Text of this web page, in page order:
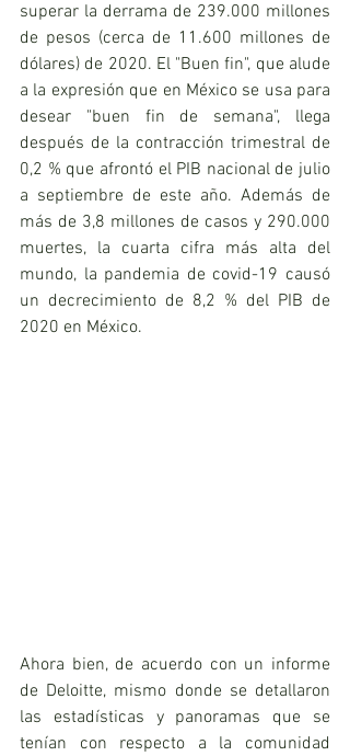
superar la derrama de 239.000 millones
de pesos (cerca de 11.600 millones de
dólares) de 2020. El "Buen fin", que alude
a la expresión que en México se usa para
desear "buen fin de semana", llega
después de la contracción trimestral de
0,2 % que afrontó el PIB nacional de julio
a septiembre de este año. Además de
más de 3,8 millones de casos y 290.000
muertes, la cuarta cifra más alta del
mundo, la pandemia de covid-19 causó
un decrecimiento de 8,2 % del PIB de
2020 en México.
Ahora bien, de acuerdo con un informe
de Deloitte, mismo donde se detallaron
las estadísticas y panoramas que se
tenían con respecto a la comunidad